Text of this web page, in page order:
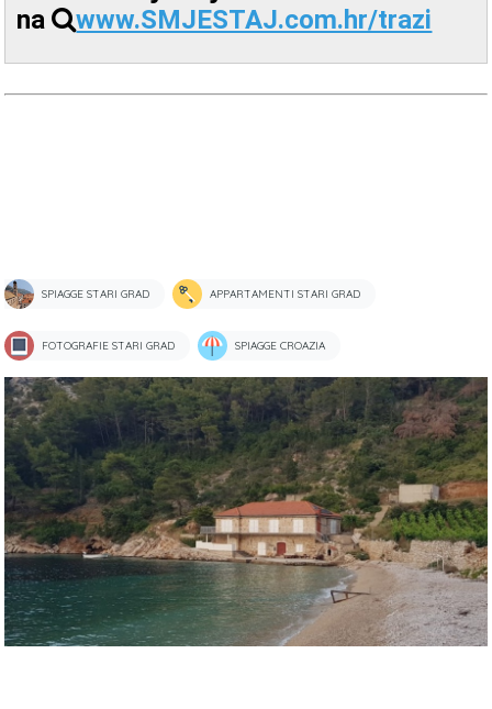
na
www.SMJESTAJ.com.hr/trazi
SPIAGGE STARI GRAD APPARTAMENTI STARI GRAD
FOTOGRAFIE STARI GRAD SPIAGGE CROAZIA